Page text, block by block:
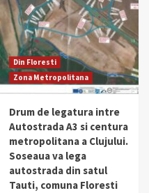
Din Floresti
Zona Metropolitana
Drum de legatura intre
Autostrada A3 si centura
metropolitana a Clujului.
Soseaua va lega
autostrada din satul
Tauti, comuna Floresti